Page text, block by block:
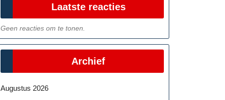
Laatste reacties
Geen reacties om te tonen.
Archief
Augustus 2026